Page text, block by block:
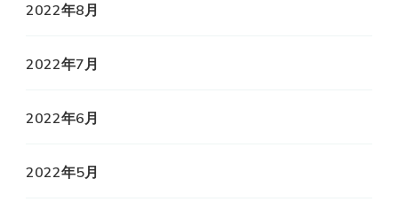
2022年8月
2022年7月
2022年6月
2022年5月